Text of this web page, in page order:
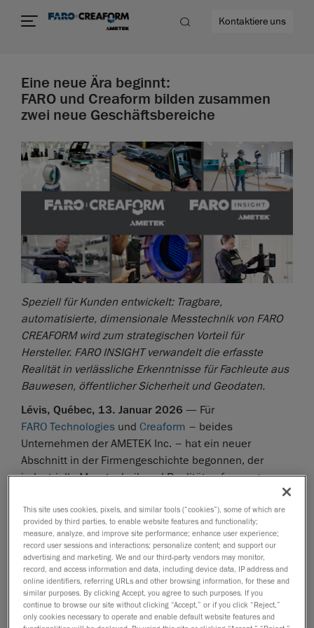
Kontaktiere uns
Eine neue Ära beginnt:
FARO und Creaform bilden zusammen
zwei neue Geschäftsbereiche
Speziell für Kunden entwickelt: Tragbare,
automatisierte, dimensionale Messtechnik von FARO
CREAFORM wird zum strategischen Vorteil für
Hersteller. FARO INSIGHT verwandelt die erfasste
Realität in verlässliche Erkenntnisse für Fachleute aus
Bauwesen, öffentlicher Sicherheit und Geodaten.
Lévis, Québec, 13. Januar 2026 — Für
FARO Technologies und Creaform – beides
Unternehmen der AMETEK Inc. – hat ein neuer
Abschnitt in der Firmengeschichte begonnen, der
industrielle Messtechnik und Realitätserfassung
FARO wird mit Creaform zum neuen Geschäftsbereich
FARO CREAFORMvereint, der Produktions- und
Wartungsteams präzise dimensionale
Messtechniklösungen bietet, auf die sie sich verlassen
können. Parallel dazu wird FAROs Geschäftsbereich für
Reality Capture zu FARO INSIGHT, einer
Geschäftseinheit, die sich darauf konzentriert,
This site uses cookies, pixels, and similar tools (“cookies”), some of which are
provided by third parties, to enable website features and functionality;
measure, analyze, and improve site performance; enhance user experience;
record user sessions and interactions; personalize content; and support our
advertising and marketing. We and our third-party vendors may monitor,
record, and access information and data, including device data, IP address and
online identifiers, referring URLs and other browsing information, for these and
similar purposes. By clicking Accept, you agree to such purposes. If you
continue to browse our site without clicking “Accept,” or if you click “Reject,”
only cookies necessary to operate and enable default website features and